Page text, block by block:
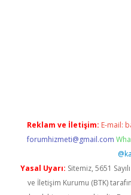
Reklam ve İletişim: E-mail:
forumhizmeti@gmail.com
Yasal Uyarı: Sitemiz, 5651
ve İletişim Kurumu (BTK)